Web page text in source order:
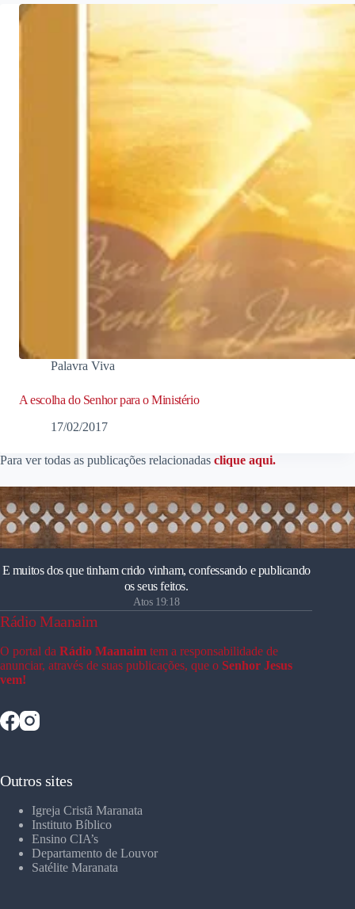
Palavra Viva
A escolha do Senhor para o Ministério
17/02/2017
Para ver todas as publicações relacionadas clique aqui.
E muitos dos que tinham crido vinham, confessando e publicando
os seus feitos.
Atos 19:18
Rádio Maanaim
O portal da Rádio Maanaim tem a responsabilidade de
anunciar, através de suas publicações, que o Senhor Jesus
vem!
Outros sites
Igreja Cristã Maranata
Instituto Bíblico
Ensino CIA’s
Departamento de Louvor
Satélite Maranata